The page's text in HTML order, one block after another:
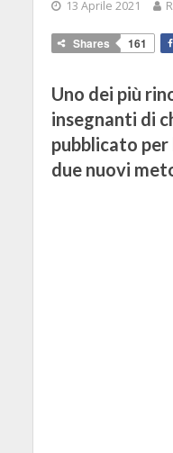
13 Aprile 2021
Shares 161
Uno dei più
insegnanti di
pubblicato
due nuovi